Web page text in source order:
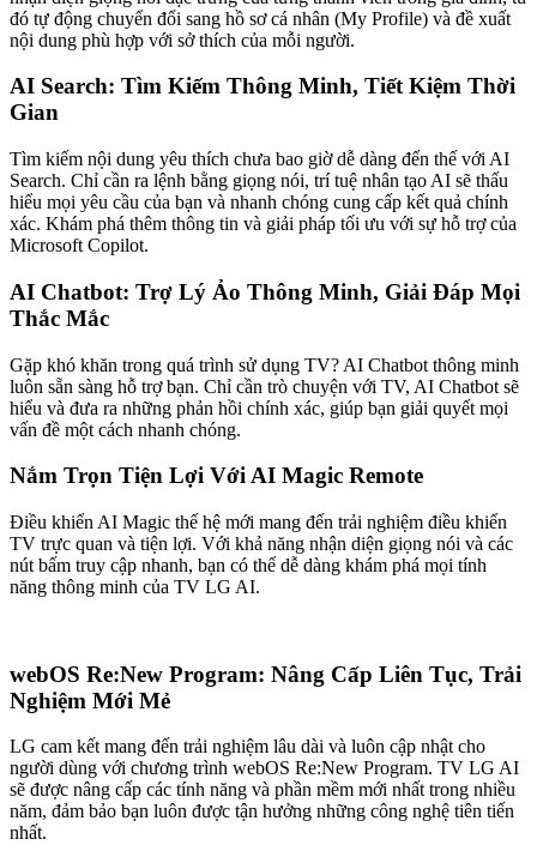
đó tự động chuyển đổi sang hồ sơ cá nhân (My Profile) và đề xuất
nội dung phù hợp với sở thích của mỗi người.
AI Search: Tìm Kiếm Thông Minh, Tiết Kiệm Thời
Gian
Tìm kiếm nội dung yêu thích chưa bao giờ dễ dàng đến thế với AI
Search. Chỉ cần ra lệnh bằng giọng nói, trí tuệ nhân tạo AI sẽ thấu
hiểu mọi yêu cầu của bạn và nhanh chóng cung cấp kết quả chính
xác. Khám phá thêm thông tin và giải pháp tối ưu với sự hỗ trợ của
Microsoft Copilot.
AI Chatbot: Trợ Lý Ảo Thông Minh, Giải Đáp Mọi
Thắc Mắc
Gặp khó khăn trong quá trình sử dụng TV? AI Chatbot thông minh
luôn sẵn sàng hỗ trợ bạn. Chỉ cần trò chuyện với TV, AI Chatbot sẽ
hiểu và đưa ra những phản hồi chính xác, giúp bạn giải quyết mọi
vấn đề một cách nhanh chóng.
Nắm Trọn Tiện Lợi Với AI Magic Remote
Điều khiển AI Magic thế hệ mới mang đến trải nghiệm điều khiển
TV trực quan và tiện lợi. Với khả năng nhận diện giọng nói và các
nút bấm truy cập nhanh, bạn có thể dễ dàng khám phá mọi tính
năng thông minh của TV LG AI.
webOS Re:New Program: Nâng Cấp Liên Tục, Trải
Nghiệm Mới Mẻ
LG cam kết mang đến trải nghiệm lâu dài và luôn cập nhật cho
người dùng với chương trình webOS Re:New Program. TV LG AI
sẽ được nâng cấp các tính năng và phần mềm mới nhất trong nhiều
năm, đảm bảo bạn luôn được tận hưởng những công nghệ tiên tiến
nhất.